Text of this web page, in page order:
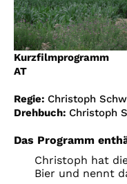
Suche
Kurzfilmprogramm
AT
Regie: Christoph
Drehbuch: Christoph
Das Programm
Christoph hat
Bier und nennt